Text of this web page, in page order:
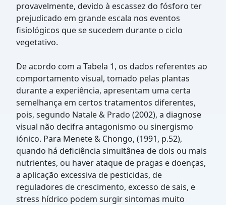
provavelmente, devido à escassez do fósforo ter
prejudicado em grande escala nos eventos
fisiológicos que se sucedem durante o ciclo
vegetativo.
De acordo com a Tabela 1, os dados referentes ao
comportamento visual, tomado pelas plantas
durante a experiência, apresentam uma certa
semelhança em certos tratamentos diferentes,
pois, segundo Natale & Prado (2002), a diagnose
visual não decifra antagonismo ou sinergismo
iónico. Para Menete & Chongo, (1991, p.52),
quando há deficiência simultânea de dois ou mais
nutrientes, ou haver ataque de pragas e doenças,
a aplicação excessiva de pesticidas, de
reguladores de crescimento, excesso de sais, e
stress hídrico podem surgir sintomas muito